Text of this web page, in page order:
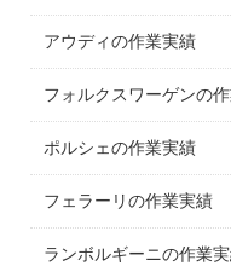
アウディの作業実績
フォルクスワーゲンの
ポルシェの作業実績
フェラーリの作業実績
ランボルギーニの作業